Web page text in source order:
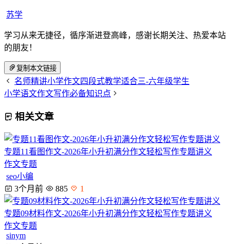
苏学
学习从来无捷径，循序渐进登高峰，感谢长期关注、热爱本站
的朋友！
复制本文链接
名师精讲小学作文四段式教学适合三-六年级学生
小学语文作文写作必备知识点
相关文章
专题11看图作文-2026年小升初满分作文轻松写作专题讲义
作文专题
seo小编
3个月前
885 1
专题09材料作文-2026年小升初满分作文轻松写作专题讲义
作文专题
sinym